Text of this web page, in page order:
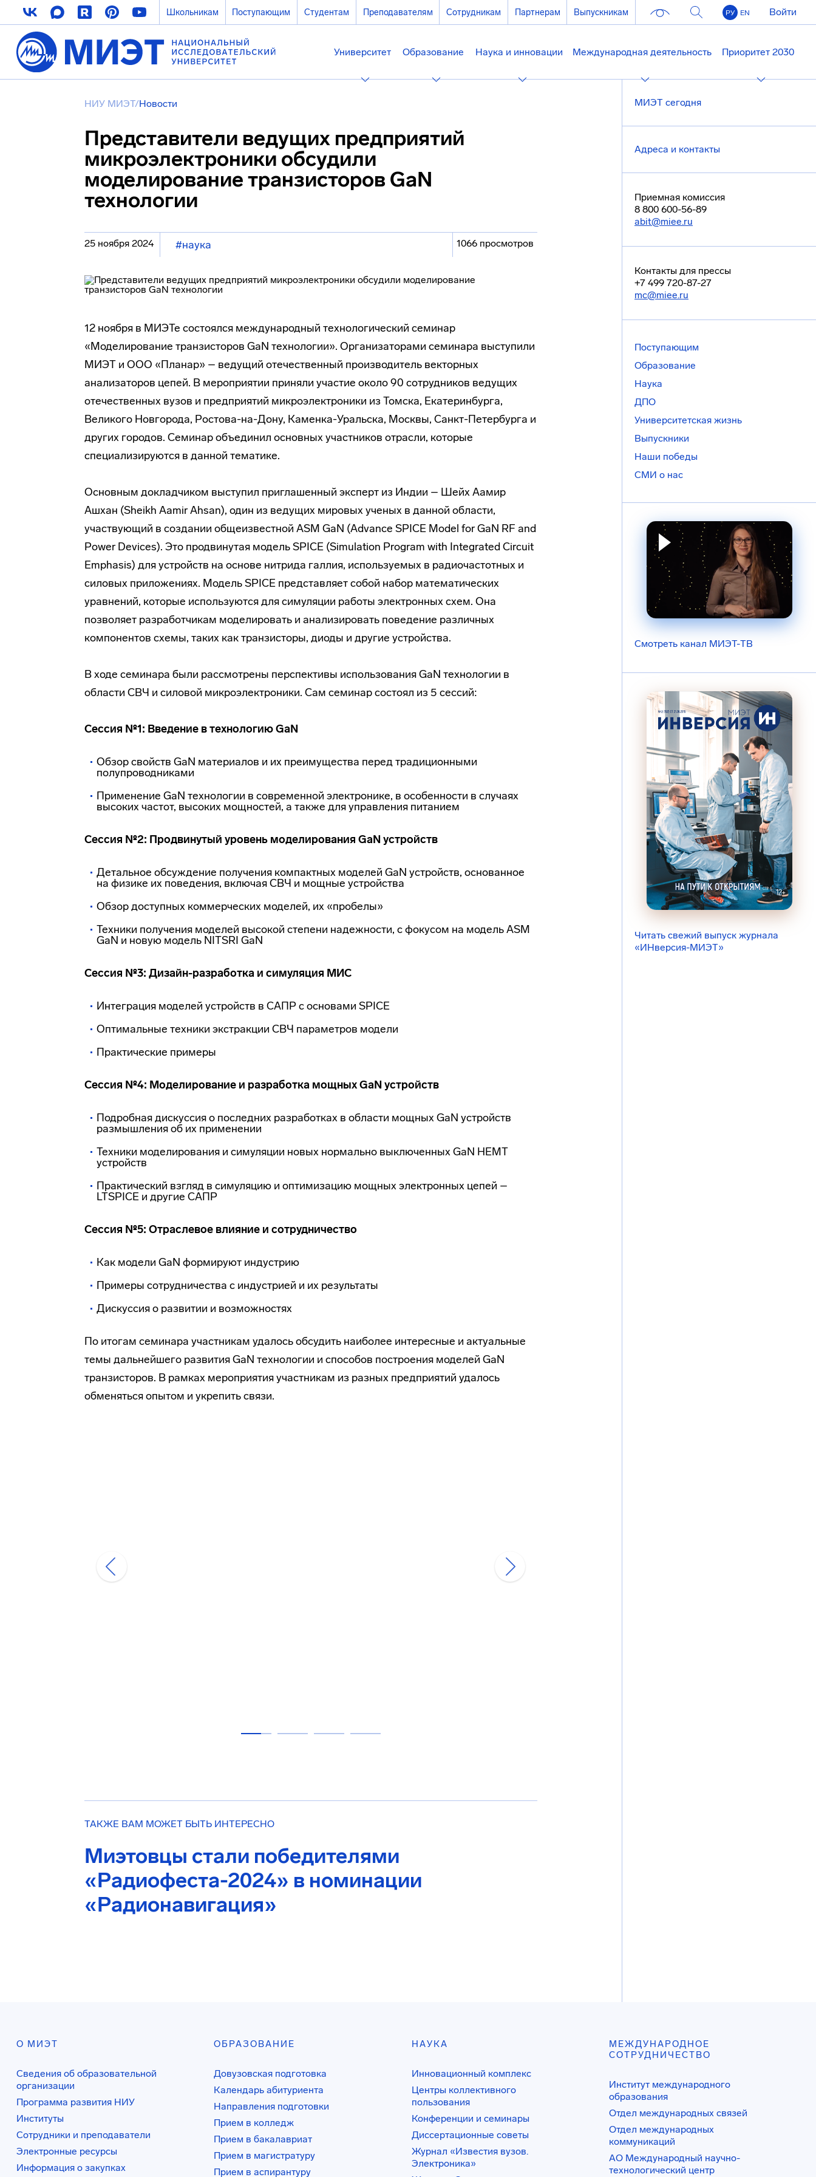
Школьникам Поступающим Студентам Преподавателям Сотрудникам Партнерам Выпускникам РУ EN Войти
Университет Образование Наука и инновации Международная деятельность Приоритет 2030
НИУ МИЭТ/Новости
Представители ведущих предприятий
микроэлектроники обсудили
моделирование транзисторов GaN
технологии
25 ноября 2024 #наука 1066 просмотров
12 ноября в МИЭТе состоялся международный технологический семинар
«Моделирование транзисторов GaN технологии». Организаторами семинара выступили
МИЭТ и ООО «Планар» – ведущий отечественный производитель векторных
анализаторов цепей. В мероприятии приняли участие около 90 сотрудников ведущих
отечественных вузов и предприятий микроэлектроники из Томска, Екатеринбурга,
Великого Новгорода, Ростова-на-Дону, Каменка-Уральска, Москвы, Санкт-Петербурга и
других городов. Семинар объединил основных участников отрасли, которые
специализируются в данной тематике.
Основным докладчиком выступил приглашенный эксперт из Индии – Шейх Аамир
Ашхан (Sheikh Aamir Ahsan), один из ведущих мировых ученых в данной области,
участвующий в создании общеизвестной ASM GaN (Advance SPICE Model for GaN RF and
Power Devices). Это продвинутая модель SPICE (Simulation Program with Integrated Circuit
Emphasis) для устройств на основе нитрида галлия, используемых в радиочастотных и
силовых приложениях. Модель SPICE представляет собой набор математических
уравнений, которые используются для симуляции работы электронных схем. Она
позволяет разработчикам моделировать и анализировать поведение различных
компонентов схемы, таких как транзисторы, диоды и другие устройства.
В ходе семинара были рассмотрены перспективы использования GaN технологии в
области СВЧ и силовой микроэлектроники. Сам семинар состоял из 5 сессий:
Сессия №1: Введение в технологию GaN
Обзор свойств GaN материалов и их преимущества перед традиционными
полупроводниками
Применение GaN технологии в современной электронике, в особенности в случаях
высоких частот, высоких мощностей, а также для управления питанием
Сессия №2: Продвинутый уровень моделирования GaN устройств
Детальное обсуждение получения компактных моделей GaN устройств, основанное
на физике их поведения, включая СВЧ и мощные устройства
Обзор доступных коммерческих моделей, их «пробелы»
Техники получения моделей высокой степени надежности, с фокусом на модель ASM
GaN и новую модель NITSRI GaN
Сессия №3: Дизайн-разработка и симуляция МИС
Интеграция моделей устройств в САПР с основами SPICE
Оптимальные техники экстракции СВЧ параметров модели
Практические примеры
Сессия №4: Моделирование и разработка мощных GaN устройств
Подробная дискуссия о последних разработках в области мощных GaN устройств
размышления об их применении
Техники моделирования и симуляции новых нормально выключенных GaN HEMT
устройств
Практический взгляд в симуляцию и оптимизацию мощных электронных цепей –
LTSPICE и другие САПР
Сессия №5: Отраслевое влияние и сотрудничество
Как модели GaN формируют индустрию
Примеры сотрудничества с индустрией и их результаты
Дискуссия о развитии и возможностях
По итогам семинара участникам удалось обсудить наиболее интересные и актуальные
темы дальнейшего развития GaN технологии и способов построения моделей GaN
транзисторов. В рамках мероприятия участникам из разных предприятий удалось
обменяться опытом и укрепить связи.
ТАКЖЕ ВАМ МОЖЕТ БЫТЬ ИНТЕРЕСНО
Миэтовцы стали победителями
«Радиофеста-2024» в номинации
«Радионавигация»
МИЭТ сегодня
Адреса и контакты
Приемная комиссия
8 800 600-56-89
abit@miee.ru
Контакты для прессы
+7 499 720-87-27
mc@miee.ru
Поступающим
Образование
Наука
ДПО
Университетская жизнь
Выпускники
Наши победы
СМИ о нас
Смотреть канал МИЭТ-ТВ
Читать свежий выпуск журнала
«ИНверсия-МИЭТ»
О МИЭТ
Сведения об образовательной
организации
Программа развития НИУ
Институты
Сотрудники и преподаватели
Электронные ресурсы
Информация о закупках
ОБРАЗОВАНИЕ
Довузовская подготовка
Календарь абитуриента
Направления подготовки
Прием в колледж
Прием в бакалавриат
Прием в магистратуру
Прием в аспирантуру
НАУКА
Инновационный комплекс
Центры коллективного
пользования
Конференции и семинары
Диссертационные советы
Журнал «Известия вузов.
Электроника»
МЕЖДУНАРОДНОЕ
СОТРУДНИЧЕСТВО
Институт международного
образования
Отдел международных связей
Отдел международных
коммуникаций
АО Международный научно-
технологический центр